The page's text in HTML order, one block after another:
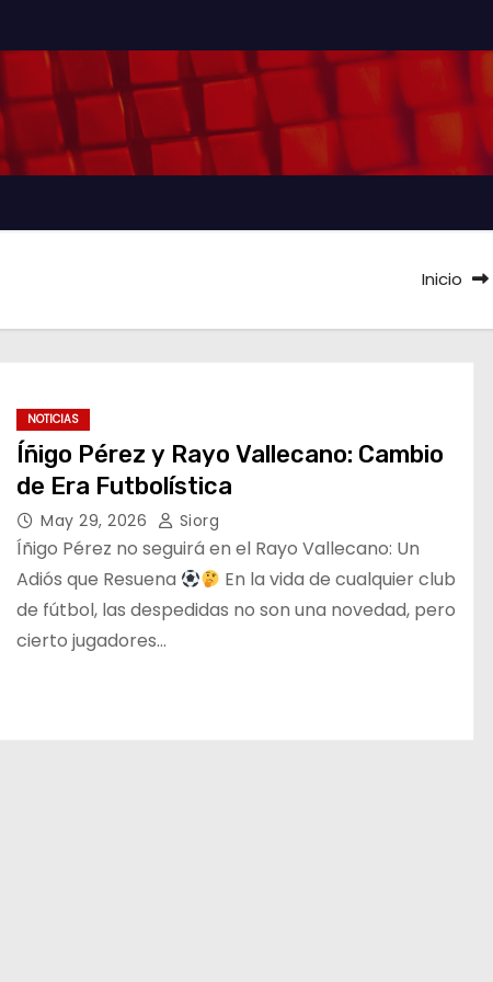
Inicio
NOTICIAS
Íñigo Pérez y Rayo Vallecano: Cambio
de Era Futbolística
May 29, 2026 Siorg
Íñigo Pérez no seguirá en el Rayo Vallecano: Un
Adiós que Resuena
En la vida de cualquier club
de fútbol, las despedidas no son una novedad, pero
cierto jugadores…